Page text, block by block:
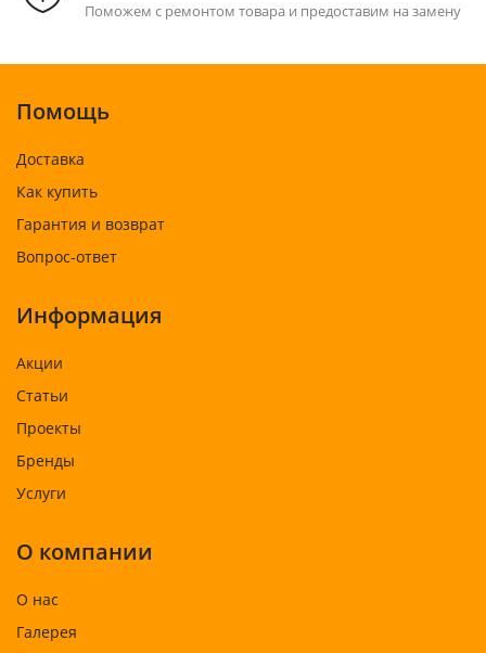
Поможем с ремонтом товара и предоставим на замену
Помощь
Доставка
Как купить
Гарантия и возврат
Вопрос-ответ
Информация
Акции
Статьи
Проекты
Бренды
Услуги
О компании
О нас
Галерея